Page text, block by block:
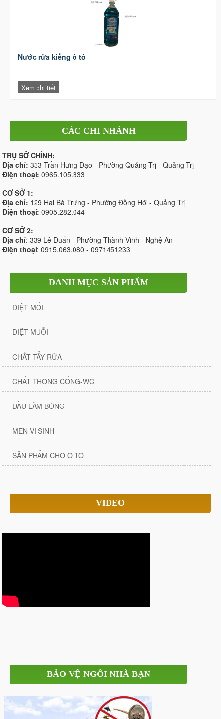
Nước rửa kiếng ô tô
Xem chi tiết
CÁC CHI NHÁNH
TRỤ SỞ CHÍNH:
Địa chỉ: 333 Trần Hưng Đạo - Phường Quảng Trị - Quảng Trị
Điện thoại: 0965.105.333
CƠ SỞ 1:
Địa chỉ: 129 Hai Bà Trưng - Phường Đồng Hới - Quảng Trị
Điện thoại: 0905.282.044
CƠ SỞ 2:
Địa chỉ: 339 Lê Duẩn - Phường Thành Vinh - Nghệ An
Điện thoại: 0915.063.080 - 0971451233
DANH MỤC SẢN PHẨM
DIỆT MỐI
DIỆT MUỖI
CHẤT TẨY RỬA
CHẤT THÔNG CỐNG-WC
DẦU LÀM BÓNG
MEN VI SINH
SẢN PHẨM CHO Ô TÔ
VIDEO
BẢO VỆ NGÔI NHÀ BẠN